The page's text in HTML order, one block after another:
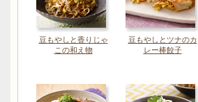
豆もやしと香りじゃ
この和え物
豆もやしとツナのカ
レー棒餃子